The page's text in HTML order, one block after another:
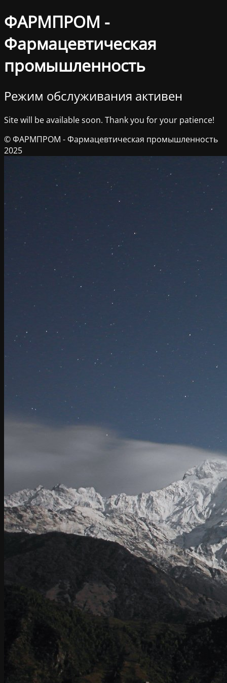
ФАРМПРОМ -
Фармацевтическая
промышленность
Режим обслуживания активен
Site will be available soon. Thank you for your patience!
© ФАРМПРОМ - Фармацевтическая промышленность
2025